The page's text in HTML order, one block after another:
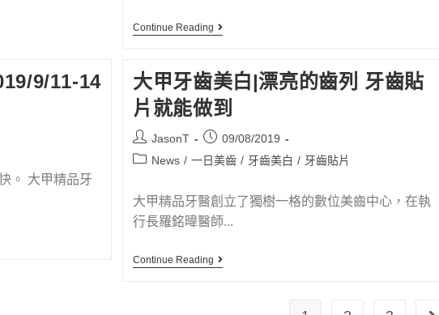
Continue Reading
9/11-14
。 大甲精品牙
大甲牙齒美白|漂亮的齒列 牙齒貼
片就能做到
JasonT
09/08/2019
News / 一日美齒 / 牙齒美白 / 牙齒貼片
大甲精品牙醫創立了獨樹一格的數位美齒中心，在執
行長羅銘暐醫師...
Continue Reading